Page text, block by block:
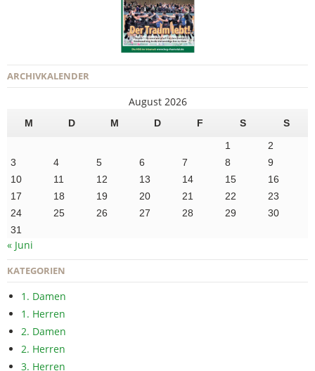
ARCHIVKALENDER
August 2026
M D M D F S
S
1
2
3
4 5 6 7 8
9
10
11 12 13 14 15
16
17
18 19 20 21 22
23
24
25 26 27 28 29
30
31
« Juni
KATEGORIEN
1. Damen
1. Herren
2. Damen
2. Herren
3. Herren